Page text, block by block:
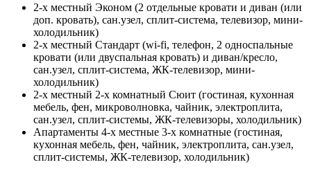
2-х местный Эконом (2 отдельные кровати и диван (или
доп. кровать), сан.узел, сплит-система, телевизор, мини-
холодильник)
2-х местный Стандарт (wi-fi, телефон, 2 односпальные
кровати (или двуспальная кровать) и диван/кресло,
сан.узел, сплит-система, ЖК-телевизор, мини-
холодильник)
2-х местный 2-х комнатный Сюит (гостиная, кухонная
мебель, фен, микроволновка, чайник, электроплита,
сан.узел, сплит-системы, ЖК-телевизоры, холодильник)
Апартаменты 4-х местные 3-х комнатные (гостиная,
кухонная мебель, фен, чайник, электроплита, сан.узел,
сплит-системы, ЖК-телевизор, холодильник)